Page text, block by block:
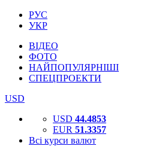
РУС
УКР
ВІДЕО
ФОТО
НАЙПОПУЛЯРНІШІ
СПЕЦПРОЕКТИ
USD
USD 44.4853
EUR 51.3357
Всі курси валют